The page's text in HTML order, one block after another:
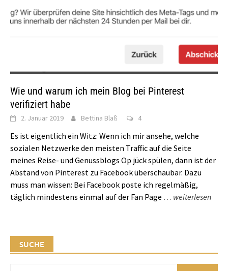
Wie und warum ich mein Blog bei Pinterest
verifiziert habe
2. Januar 2019 Bettina Blaß 4
Es ist eigentlich ein Witz: Wenn ich mir ansehe, welche
sozialen Netzwerke den meisten Traffic auf die Seite
meines Reise- und Genussblogs Op jück spülen, dann ist der
Abstand von Pinterest zu Facebook überschaubar. Dazu
muss man wissen: Bei Facebook poste ich regelmäßig,
täglich mindestens einmal auf der Fan Page … weiterlesen
SUCHE